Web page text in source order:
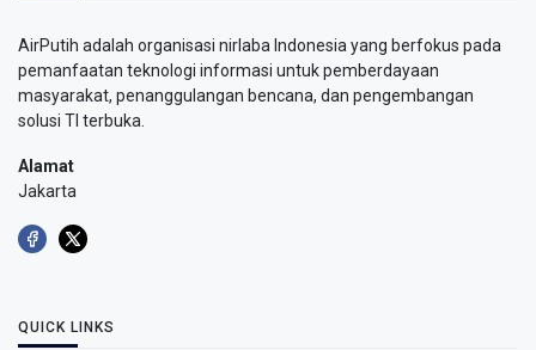
AirPutih adalah organisasi nirlaba Indonesia yang berfokus pada
pemanfaatan teknologi informasi untuk pemberdayaan
masyarakat, penanggulangan bencana, dan pengembangan
solusi TI terbuka.
Alamat
Jakarta
QUICK LINKS